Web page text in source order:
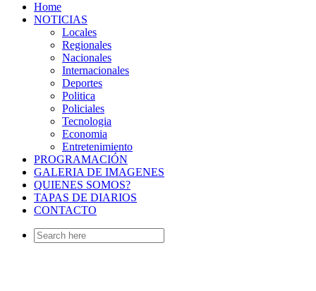
Home
NOTICIAS
Locales
Regionales
Nacionales
Internacionales
Deportes
Politica
Policiales
Tecnologia
Economia
Entretenimiento
PROGRAMACIÓN
GALERIA DE IMAGENES
QUIENES SOMOS?
TAPAS DE DIARIOS
CONTACTO
Search
for: